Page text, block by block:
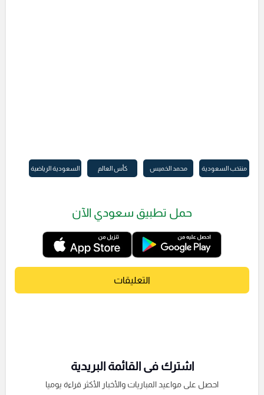
منتخب السعودية محمد الخميس كأس العالم السعودية الرياضية
حمل تطبيق سعودي الآن
التعليقات
اشترك فى القائمة البريدية
احصل على مواعيد المباريات والأخبار الأكثر قراءة يوميا